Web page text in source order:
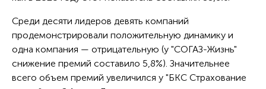
Среди десяти лидеров девять компаний
продемонстрировали положительную динамику и
одна компания — отрицательную (у "СОГАЗ-Жизнь"
снижение премий составило 5,8%). Значительнее
всего объем премий увеличился у "БКС Страхование